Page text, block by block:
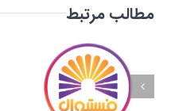
مطالب مرتبط
فروشگاه زنجیره‌ای